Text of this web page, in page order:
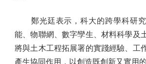
鄭光廷表示，科大的跨學科研究
能、物聯網、數字孿生、材料科學及
將與土木工程拓展署的實踐經驗、工
產生協同作用，以創造既創新又實用